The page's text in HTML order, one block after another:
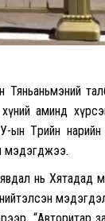
талбайд
аминд
ын Төрийн
мэдэгджээ.
нь Хятадад